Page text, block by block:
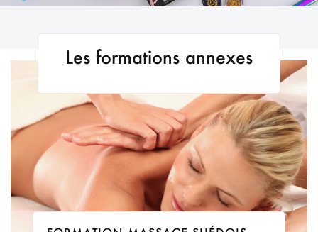
Les formations annexes
Le massage suédois est une technique de massage